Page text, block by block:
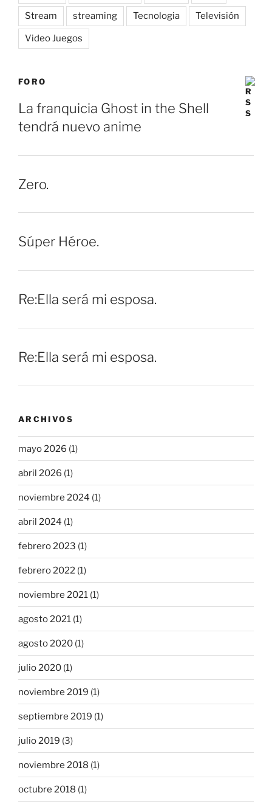
Stream streaming Tecnologia Televisión
Video Juegos
FORO
La franquicia Ghost in the Shell
tendrá nuevo anime
Zero.
Súper Héroe.
Re:Ella será mi esposa.
Re:Ella será mi esposa.
ARCHIVOS
mayo 2026 (1)
abril 2026 (1)
noviembre 2024 (1)
abril 2024 (1)
febrero 2023 (1)
febrero 2022 (1)
noviembre 2021 (1)
agosto 2021 (1)
agosto 2020 (1)
julio 2020 (1)
noviembre 2019 (1)
septiembre 2019 (1)
julio 2019 (3)
noviembre 2018 (1)
octubre 2018 (1)